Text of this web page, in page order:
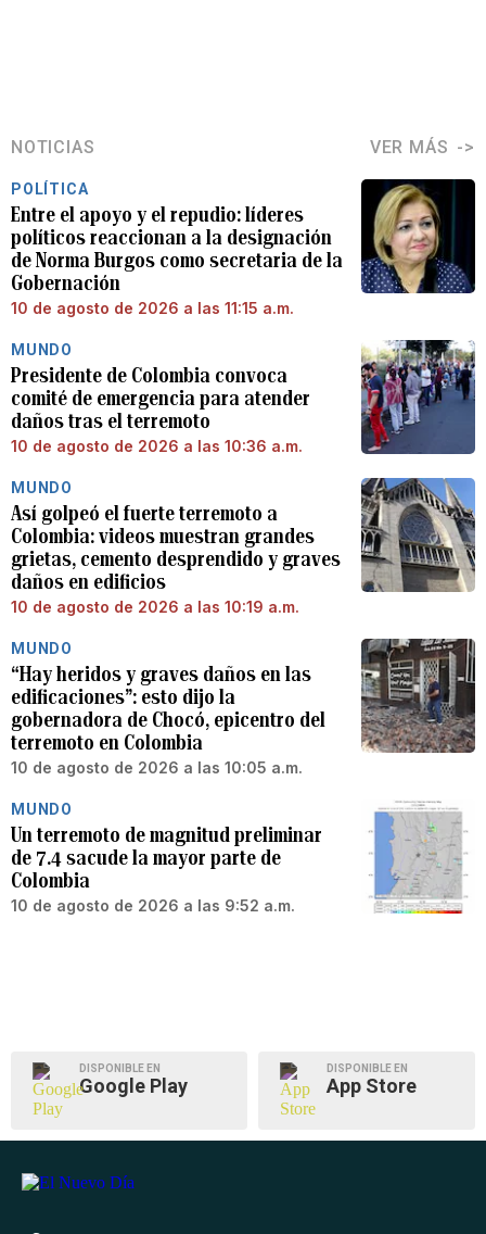
NOTICIAS VER MÁS
POLÍTICA
Entre el apoyo y el repudio: líderes
políticos reaccionan a la designación
de Norma Burgos como secretaria de la
Gobernación
10 de agosto de 2026 a las 11:15 a.m.
MUNDO
Presidente de Colombia convoca
comité de emergencia para atender
daños tras el terremoto
10 de agosto de 2026 a las 10:36 a.m.
MUNDO
Así golpeó el fuerte terremoto a
Colombia: videos muestran grandes
grietas, cemento desprendido y graves
daños en edificios
10 de agosto de 2026 a las 10:19 a.m.
MUNDO
“Hay heridos y graves daños en las
edificaciones”: esto dijo la
gobernadora de Chocó, epicentro del
terremoto en Colombia
10 de agosto de 2026 a las 10:05 a.m.
MUNDO
Un terremoto de magnitud preliminar
de 7.4 sacude la mayor parte de
Colombia
10 de agosto de 2026 a las 9:52 a.m.
DISPONIBLE EN
Google Play
DISPONIBLE EN
App Store